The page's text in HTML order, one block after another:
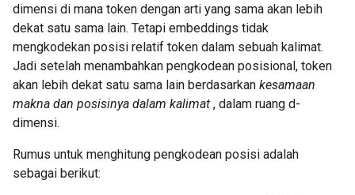
dimensi di mana token dengan arti yang sama akan lebih
dekat satu sama lain. Tetapi embeddings tidak
mengkodekan posisi relatif token dalam sebuah kalimat.
Jadi setelah menambahkan pengkodean posisional, token
akan lebih dekat satu sama lain berdasarkan kesamaan
makna dan posisinya dalam kalimat , dalam ruang d-
dimensi.
Rumus untuk menghitung pengkodean posisi adalah
sebagai berikut: